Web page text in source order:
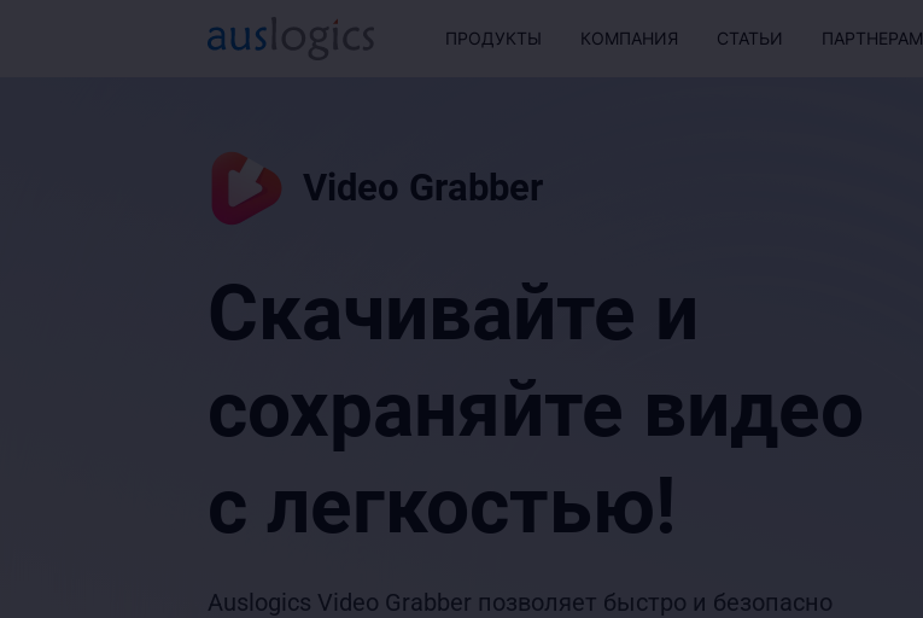
ПРОДУКТЫ КОМПАНИЯ СТАТЬИ ПАРТНЕРАМ
Video Grabber
Скачивайте и
сохраняйте видео
с легкостью!
Auslogics Video Grabber позволяет быстро и безопасно